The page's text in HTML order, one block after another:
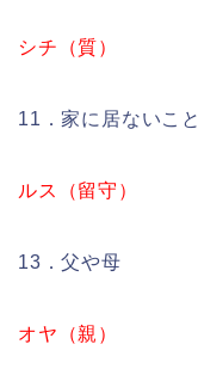
シチ（質）
11．家に居ないこと
ルス（留守）
13．父や母
オヤ（親）